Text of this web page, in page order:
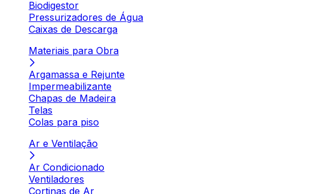
Biodigestor
Pressurizadores de Água
Caixas de Descarga
Materiais para Obra
Argamassa e Rejunte
Impermeabilizante
Chapas de Madeira
Telas
Colas para piso
Ar e Ventilação
Ar Condicionado
Ventiladores
Cortinas de Ar